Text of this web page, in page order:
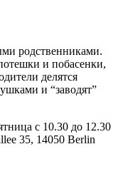
родственниками.
и побасенки,
делятся
и “заводят”
с 10.30 до 12.30
35, 14050 Berlin